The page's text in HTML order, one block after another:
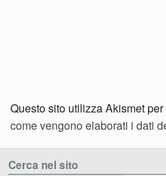
Questo sito utilizza Akismet
come vengono elaborati i dati
Cerca nel sito